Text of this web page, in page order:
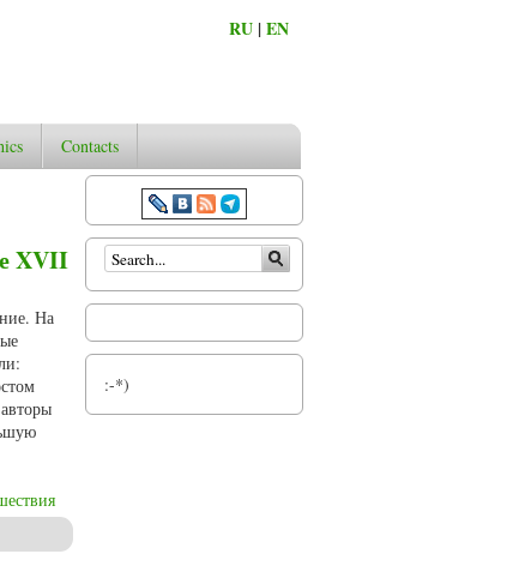
RU |EN
Contacts
XVII
На
Search form
:-*)